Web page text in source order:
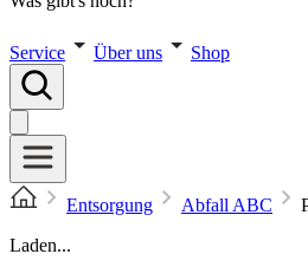
Service Über uns Shop
Entsorgung Abfall ABC
Laden...